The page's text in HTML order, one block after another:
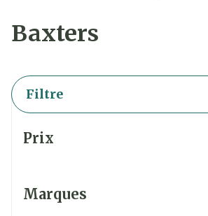
Baxters
Filtre
Prix
Marques